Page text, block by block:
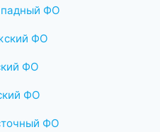
ФО
ФО
ФО
ФО
ФО